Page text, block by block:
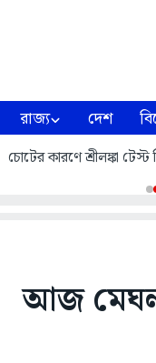
রাজ্য দেশ
চোটের কারণে শ্রীলঙ্কা
আজ